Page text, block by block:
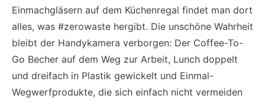
Einmachgläsern auf dem Küchenregal findet man dort
alles, was #zerowaste hergibt. Die unschöne Wahrheit
bleibt der Handykamera verborgen: Der Coffee-To-
Go Becher auf dem Weg zur Arbeit, Lunch doppelt
und dreifach in Plastik gewickelt und Einmal-
Wegwerfprodukte, die sich einfach nicht vermeiden